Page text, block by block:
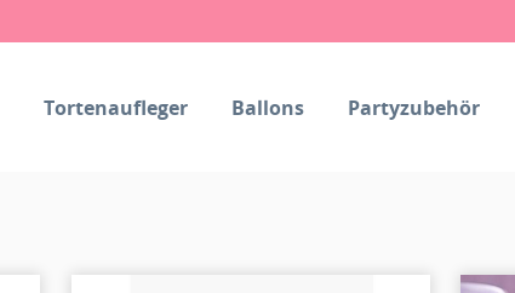
Tortenaufleger Ballons Partyzubehör